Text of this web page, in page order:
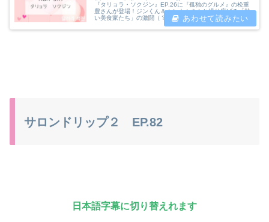
『タリョラ・ソクジン』EP.26に『孤独のグルメ』の松重
豊さんが登場！ジンくん＆カンナムさんと繰り広げる「熱
い美食家たち」の激闘（？）をレポ。豪華すぎる日韓共演
の見どころや視聴方法を「かのさぽ」が分かりやすくまと
めました。
サロンドリップ２ EP.82
日本語字幕に切り替えれます